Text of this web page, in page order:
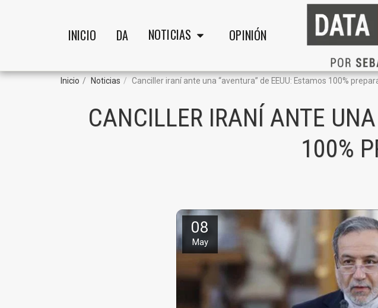
INICIO DA NOTICIAS OPINIÓN
Inicio Noticias Canciller iraní ante una “aventura” de EEUU: Estamos 100%
CANCILLER IRANÍ ANTE
100%
08
May